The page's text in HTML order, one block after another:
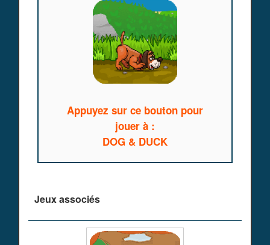
Appuyez sur ce bouton pour
jouer à :
DOG & DUCK
Jeux associés